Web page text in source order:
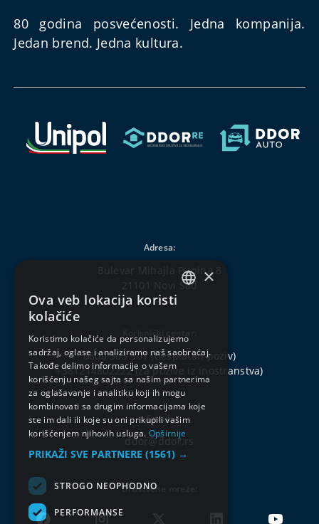
80 godina posvećenosti. Jedna kompanija.
Jedan brend. Jedna kultura.
Adresa:
Bulevar Mihajla Pupina 8
21101 Novi Sad
Korisnički centar:
0800 303 301 (besplatan poziv)
+381214802222(za pozive iz inostranstva)
Email:
ddor@ddor.rs
Društvene mreže:
×
Ova veb lokacija koristi
kolačiće
Koristimo kolačiće da personalizujemo
sadržaj, oglase i analiziramo naš saobraćaj.
Takođe delimo informacije o vašem
korišćenju našeg sajta sa našim partnerima
za oglašavanje i analitiku koji ih mogu
kombinovati sa drugim informacijama koje
ste im dali ili koje su oni prikupili vašim
korišćenjem njihovih usluga. Opširnije
PRIKAŽI SVE PARTNERE (1561) →
STROGO NEOPHODNO
PERFORMANSE